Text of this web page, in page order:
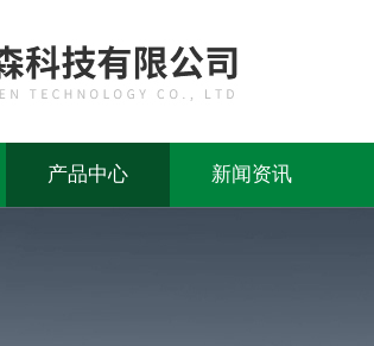
产品中心 新闻资讯